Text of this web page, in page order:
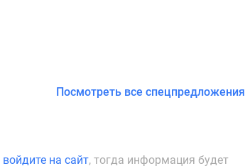
Посмотреть все спецпредложения
войдите на сайт, тогда информация будет